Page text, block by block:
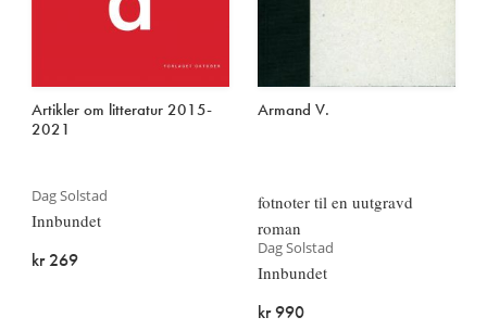
Artikler om litteratur 2015-
2021
Dag Solstad
Innbundet
kr 269
Armand V.
fotnoter til en uutgravd
roman
Dag Solstad
Innbundet
kr 990